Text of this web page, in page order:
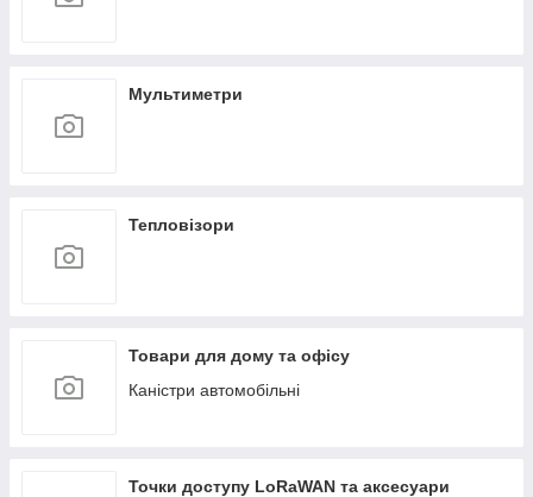
Мультиметри
Тепловізори
Товари для дому та офісу
Каністри автомобільні
Точки доступу LoRaWAN та аксесуари